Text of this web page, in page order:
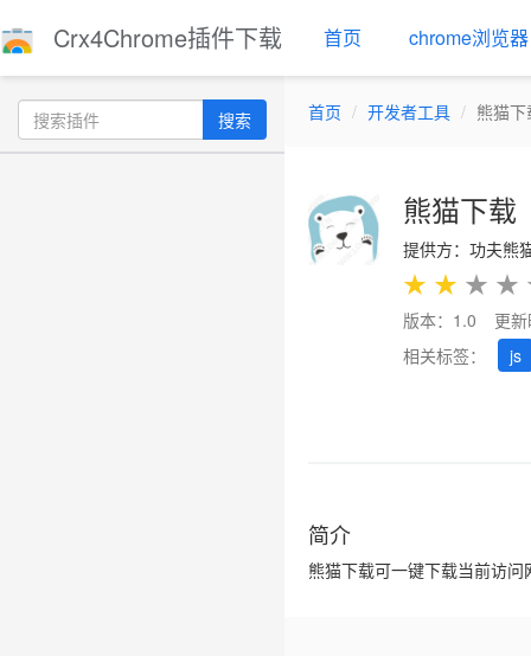
Crx4Chrome插件下载 首页 chrome浏览器
搜索 首页 开发者工具 熊猫下
熊猫下载
提供方：功夫熊
★ ★ ★ ★
版本：1.0
更
相关标签：
js
简介
熊猫下载可一键下载当前访